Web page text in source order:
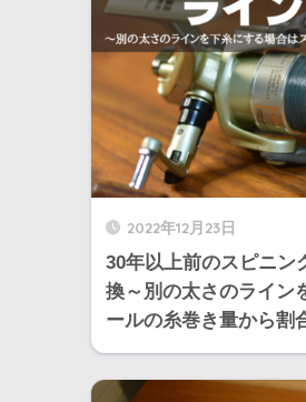
2022年12月23日
30年以上前のスピニン
換～別の太さのライン
ールの糸巻き量から割